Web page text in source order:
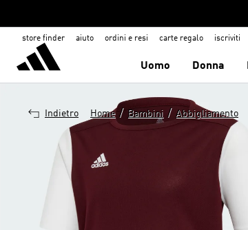
store finder aiuto ordini e resi carte regalo iscriviti
Uomo Donna
Indietro Home / Bambini / Abbigliamento